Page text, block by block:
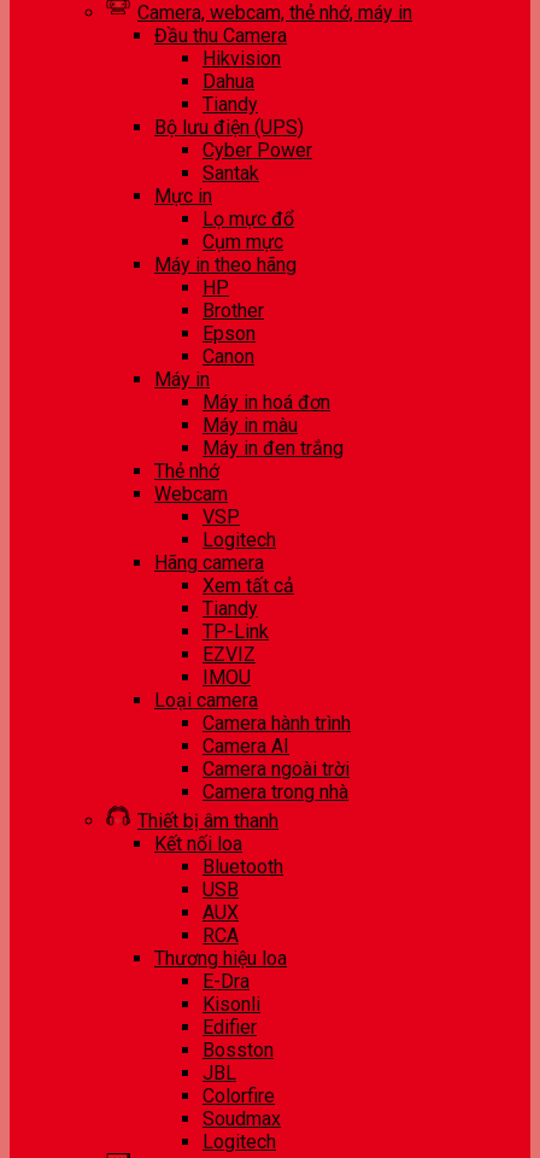
Camera, webcam, thẻ nhớ, máy in
Đầu thu Camera
Hikvision
Dahua
Tiandy
Bộ lưu điện (UPS)
Cyber Power
Santak
Mực in
Lọ mực đổ
Cụm mực
Máy in theo hãng
HP
Brother
Epson
Canon
Máy in
Máy in hoá đơn
Máy in màu
Máy in đen trắng
Thẻ nhớ
Webcam
VSP
Logitech
Hãng camera
Xem tất cả
Tiandy
TP-Link
EZVIZ
IMOU
Loại camera
Camera hành trình
Camera AI
Camera ngoài trời
Camera trong nhà
Thiết bị âm thanh
Kết nối loa
Bluetooth
USB
AUX
RCA
Thương hiệu loa
E-Dra
Kisonli
Edifier
Bosston
JBL
Colorfire
Soudmax
Logitech